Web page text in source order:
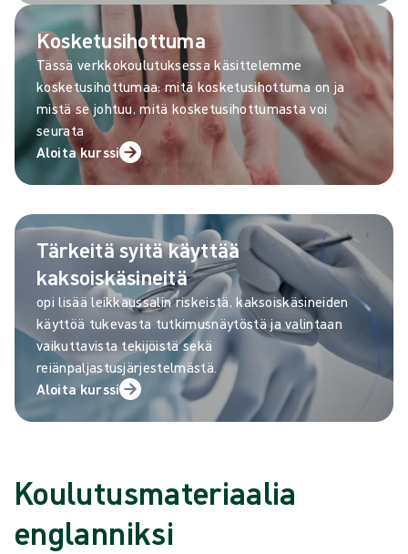
Kosketusihottuma
Tässä verkkokoulutuksessa käsittelemme
kosketusihottumaa; mitä kosketusihottuma on ja
mistä se johtuu, mitä kosketusihottumasta voi
seurata
Aloita kurssi
Tärkeitä syitä käyttää
kaksoiskäsineitä
opi lisää leikkaussalin riskeistä, kaksoiskäsineiden
käyttöä tukevasta tutkimusnäytöstä ja valintaan
vaikuttavista tekijöistä sekä
reiänpaljastusjärjestelmästä.
Aloita kurssi
Koulutusmateriaalia
englanniksi